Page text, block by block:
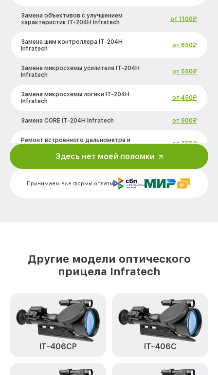
Замена объективов с улучшением
характеристик IT-204H Infratech
от 1100₽
Замена шим контроллера IT-204H
Infratech
от 650₽
Замена микросхемы усилителя IT-204H
Infratech
от 550₽
Замена микросхемы логики IT-204H
Infratech
от 450₽
Замена CORE IT-204H Infratech от 900₽
Ремонт встроенного дальнометра и
от 750₽
от 750₽
Замена ключей управления IT-204H
Замена аккумулятора IT-204H Infratech от 590₽
Замена процессора IT-204H Infratech от 650₽
Замена USB порта IT-204H Infratech от 590₽
Ремонт цепи питания IT-204H Infratech от 1000₽
Принимаем все формы оплаты
Здесь нет моей поломки
Другие модели оптического
прицела Infratech
IT–406СP IT–406С